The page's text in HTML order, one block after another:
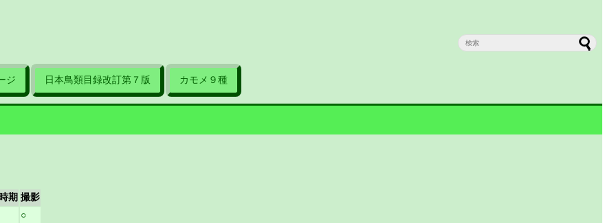
ジ 日本鳥類目録改訂第７版 カモメ９種
時期 撮影
○